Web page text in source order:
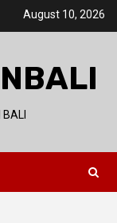
August 10, 2026